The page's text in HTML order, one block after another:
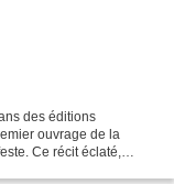
des éditions
ouvrage de la
Ce récit éclaté,